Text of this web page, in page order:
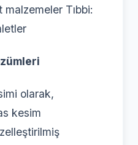
malzemeler Tıbbi:
olarak,
kesim